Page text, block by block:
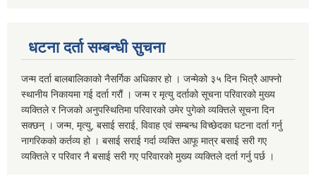
धटना दर्ता सम्बन्धी सुचना
जन्म दर्ता बालबालिकाको नैसर्गिक अधिकार हो । जन्मेको ३५ दिन भित्रै आफ्नो
स्थानीय निकायमा गई दर्ता गरौं । जन्म र मृत्यु दर्ताको सूचना परिवारको मुख्य
व्यक्तिले र निजको अनुपस्थितिमा परिवारको उमेर पुगेको व्यक्तिले सूचना दिन
सक्छन् । जन्म, मृत्यु, बसाई सराई, विवाह एवं सम्बन्ध विच्छेदका घटना दर्ता गर्नु
नागरिकको कर्तव्य हो । बसाई सराई गर्दा व्यक्ति आफू मात्र बसाई सरी गए
व्यक्तिले र परिवार नै बसाई सरी गए परिवारको मुख्य व्यक्तिले दर्ता गर्नु पर्छ ।